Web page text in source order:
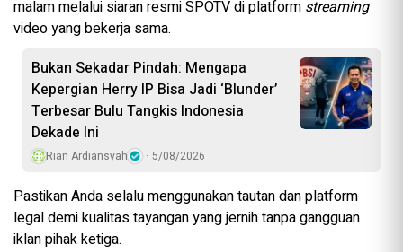
malam melalui siaran resmi SPOTV di platform streaming
video yang bekerja sama.
Bukan Sekadar Pindah: Mengapa
Kepergian Herry IP Bisa Jadi ‘Blunder’
Terbesar Bulu Tangkis Indonesia
Dekade Ini
Rian Ardiansyah 5/08/2026
Pastikan Anda selalu menggunakan tautan dan platform
legal demi kualitas tayangan yang jernih tanpa gangguan
iklan pihak ketiga.